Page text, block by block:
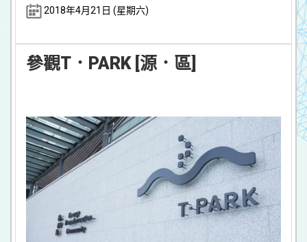
2018年4月21日 (星期六)
參觀T．PARK [源．區]